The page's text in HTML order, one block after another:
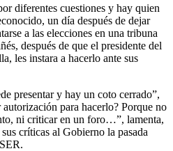
diferentes cuestiones y hay quien
un día después de dejar
a las elecciones en una tribuna
después de que el presidente del
les instara a hacerlo ante sus
presentar y hay un coto cerrado”,
para hacerlo? Porque no
ni criticar en un foro…”, lamenta,
críticas al Gobierno la pasada